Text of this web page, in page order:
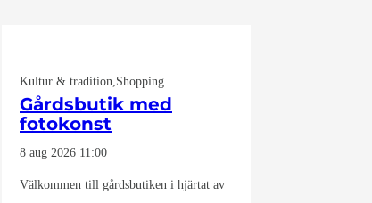
Kultur & tradition Shopping
Gårdsbutik med
fotokonst
8 aug 2026 11:00
Välkommen till gårdsbutiken i hjärtat av